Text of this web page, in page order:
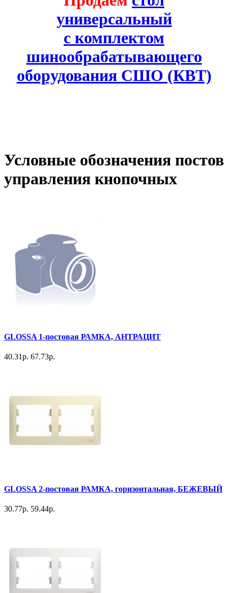
универсальный
с комплектом
шинообрабатывающего
оборудования СШО (КВТ)
Условные обозначения постов
управления кнопочных
GLOSSA 1-постовая РАМКА, АНТРАЦИТ
40.31р. 67.73р.
GLOSSA 2-постовая РАМКА, горизонтальная, БЕЖЕВЫЙ
30.77р. 59.44р.